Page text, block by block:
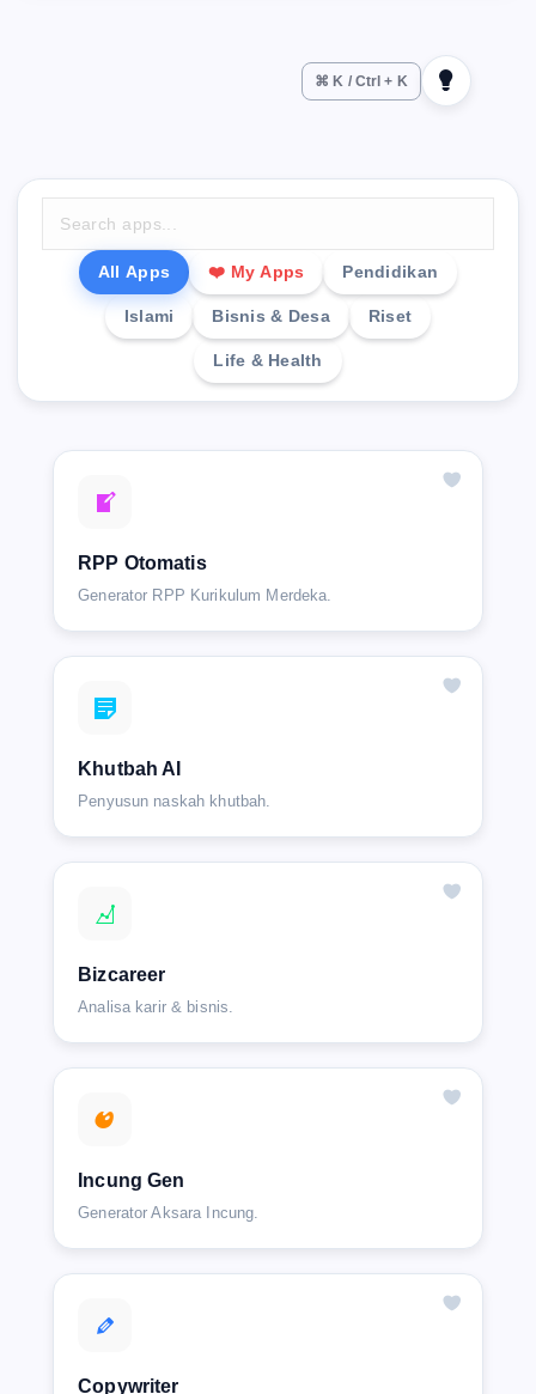
⌘ K / Ctrl + K
All Apps ❤️ My Apps Pendidikan
Islami Bisnis & Desa Riset
Life & Health
RPP Otomatis
Generator RPP Kurikulum Merdeka.
Khutbah AI
Penyusun naskah khutbah.
Bizcareer
Analisa karir & bisnis.
Incung Gen
Generator Aksara Incung.
Copywriter